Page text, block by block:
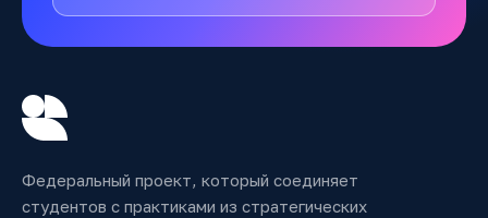
Федеральный проект, который соединяет
студентов с практиками из стратегических